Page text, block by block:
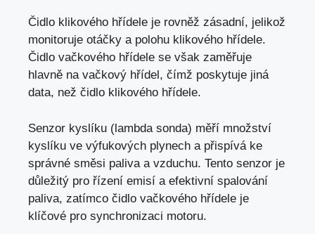
Čidlo klikového hřídele je rovněž zásadní, jelikož
monitoruje otáčky a polohu klikového hřídele.
Čidlo vačkového hřídele se však zaměřuje
hlavně na vačkový hřídel, čímž poskytuje jiná
data, než čidlo klikového hřídele.
Senzor kyslíku (lambda sonda) měří množství
kyslíku ve výfukových plynech a přispívá ke
správné směsi paliva a vzduchu. Tento senzor je
důležitý pro řízení emisí a efektivní spalování
paliva, zatímco čidlo vačkového hřídele je
klíčové pro synchronizaci motoru.